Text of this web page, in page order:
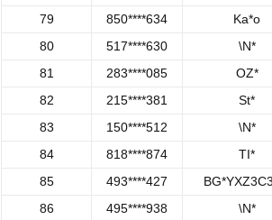
79
850****634 Ka*o
80
517****630 \N*
81
283****085 OZ*
82
215****381 St*
83
150****512 \N*
84
818****874 TI*
85
493****427
86
495****938 \N*